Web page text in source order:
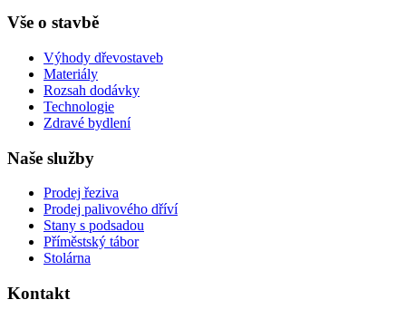
Vše o stavbě
Výhody dřevostaveb
Materiály
Rozsah dodávky
Technologie
Zdravé bydlení
Naše služby
Prodej řeziva
Prodej palivového dříví
Stany s podsadou
Příměstský tábor
Stolárna
Kontakt